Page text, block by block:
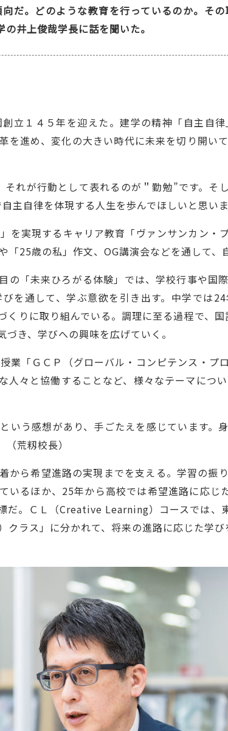
だ。どのような教育を行っているのか。そ
井上俊哉学長に話を聞いた。
立１４５年を迎えた。建学の精神「自主自
を進め、変化の大きい時代に未来を切り開い
れが行動として表れるのが＂勤勉”です。
主自律を体現する人生を歩んでほしいと思いま
を実現するキャリア教育「ヴァンサンカン・
25歳の私」作文、OG講演会などを通して、
の「未来ひろがる体験」では、学校行事や国
を通して、学ぶ意欲を引き出す。中学では
りに取り組んでいる。調理に至る過程で、
き、学びへの興味を広げていく。
業「ＧＣＰ（グローバル・コンピテンス・プ
人々と協働することなど、様々なテーマにつ
いう感想があり、手ごたえを感じています
荒籾校長）
から希望進路の実現までを支える。学習の振
いるほか、25年から高校では希望進路に応
だ。ＣＬ（Creative Learning）コースでは、
ス」に分かれて、将来の進路に応じた学び